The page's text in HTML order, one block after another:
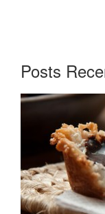
Posts